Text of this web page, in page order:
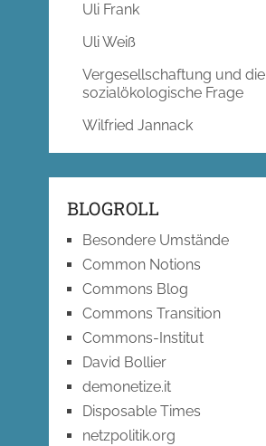
Uli Frank
Uli Weiß
Vergesellschaftung und die
sozialökologische Frage
Wilfried Jannack
BLOGROLL
Besondere Umstände
Common Notions
Commons Blog
Commons Transition
Commons-Institut
David Bollier
demonetize.it
Disposable Times
netzpolitik.org